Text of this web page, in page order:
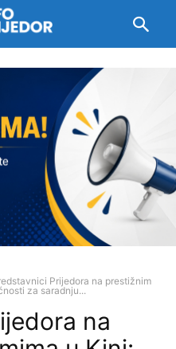
Prijedora na prestižnim
za saradnju...
na